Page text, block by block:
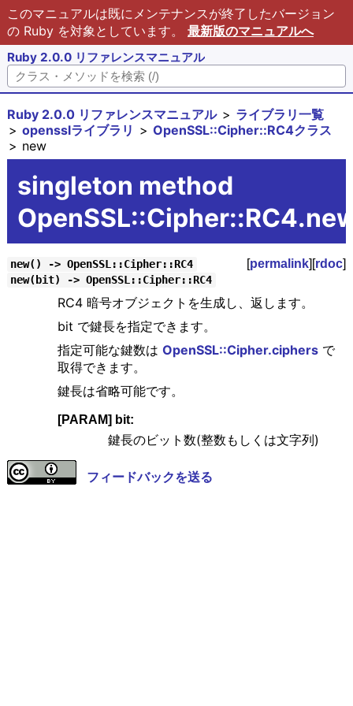
このマニュアルは既にメンテナンスが終了したバージョン
の Ruby を対象としています。 最新版のマニュアルへ
Ruby 2.0.0 リファレンスマニュアル
Ruby 2.0.0 リファレンスマニュアル
ライブラリ一覧
opensslライブラリ
OpenSSL::Cipher::RC4クラス
new
singleton method
new() -> OpenSSL::Cipher::RC4 [permalink][rdoc]
new(bit) -> OpenSSL::Cipher::RC4
RC4 暗号オブジェクトを生成し、返します。
bit で鍵長を指定できます。
指定可能な鍵数は OpenSSL::Cipher.ciphersで
取得できます。
鍵長は省略可能です。
[PARAM] bit:
鍵長のビット数(整数もしくは文字列)
フィードバックを送る